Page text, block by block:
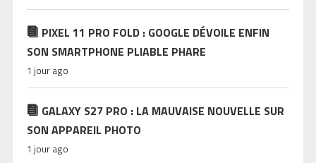
PIXEL 11 PRO FOLD : GOOGLE DÉVOILE ENFIN
SON SMARTPHONE PLIABLE PHARE
1 jour ago
GALAXY S27 PRO : LA MAUVAISE NOUVELLE SUR
SON APPAREIL PHOTO
1 jour ago